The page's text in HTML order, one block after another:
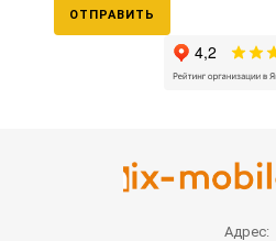
ОТПРАВИТЬ
Адрес: